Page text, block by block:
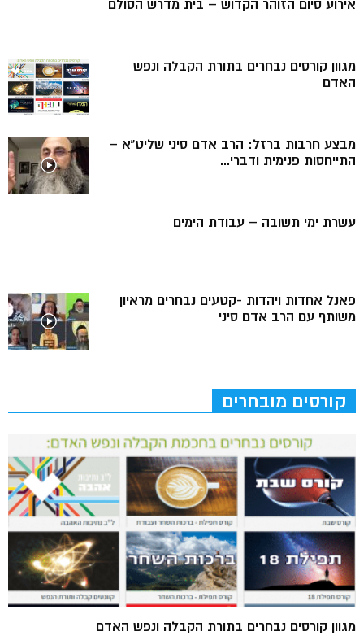
אירוע סיום הזוהר הקדוש – בית מדרש הסולם
מגוון קורסים נבחרים בתורת הקבלה ונפש
האדם
מבצע חרבות ברזל: הרב אדם סיני שליט”א –
התייחסות פנימית ודברי...
עשרת ימי תשובה – עבודת הימים
פאנל אחדות ויהדות -קטעים נבחרים מראיון
משותף עם הרב אדם סיני
קורסים מובחרים
מגוון קורסים נבחרים בתורת הקבלה ונפש האדם